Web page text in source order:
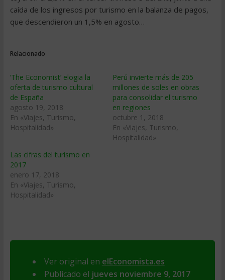
caída de los ingresos por turismo en la balanza de pagos,
que descendieron un 1,5% en agosto…
Relacionado
‘The Economist’ elogia la
oferta de turismo cultural
de España
agosto 19, 2018
En «Viajes, Turismo,
Hospitalidad»
Perú invierte más de 205
millones de soles en obras
para consolidar el turismo
en regiones
octubre 1, 2018
En «Viajes, Turismo,
Hospitalidad»
Las cifras del turismo en
2017
enero 17, 2018
En «Viajes, Turismo,
Hospitalidad»
Ver original en elEconomista.es
Publicado el jueves noviembre 9, 2017